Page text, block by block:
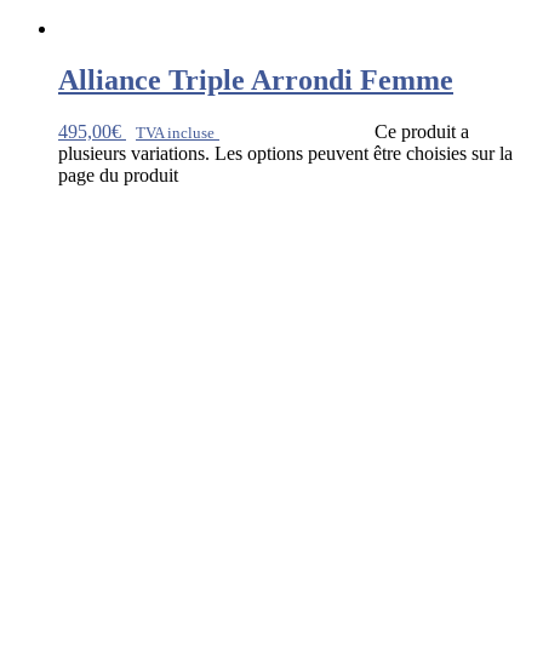
Alliance Triple Arrondi Femme
495,00€ TVA incluse
Ce produit a
plusieurs variations. Les options peuvent être choisies sur la
page du produit